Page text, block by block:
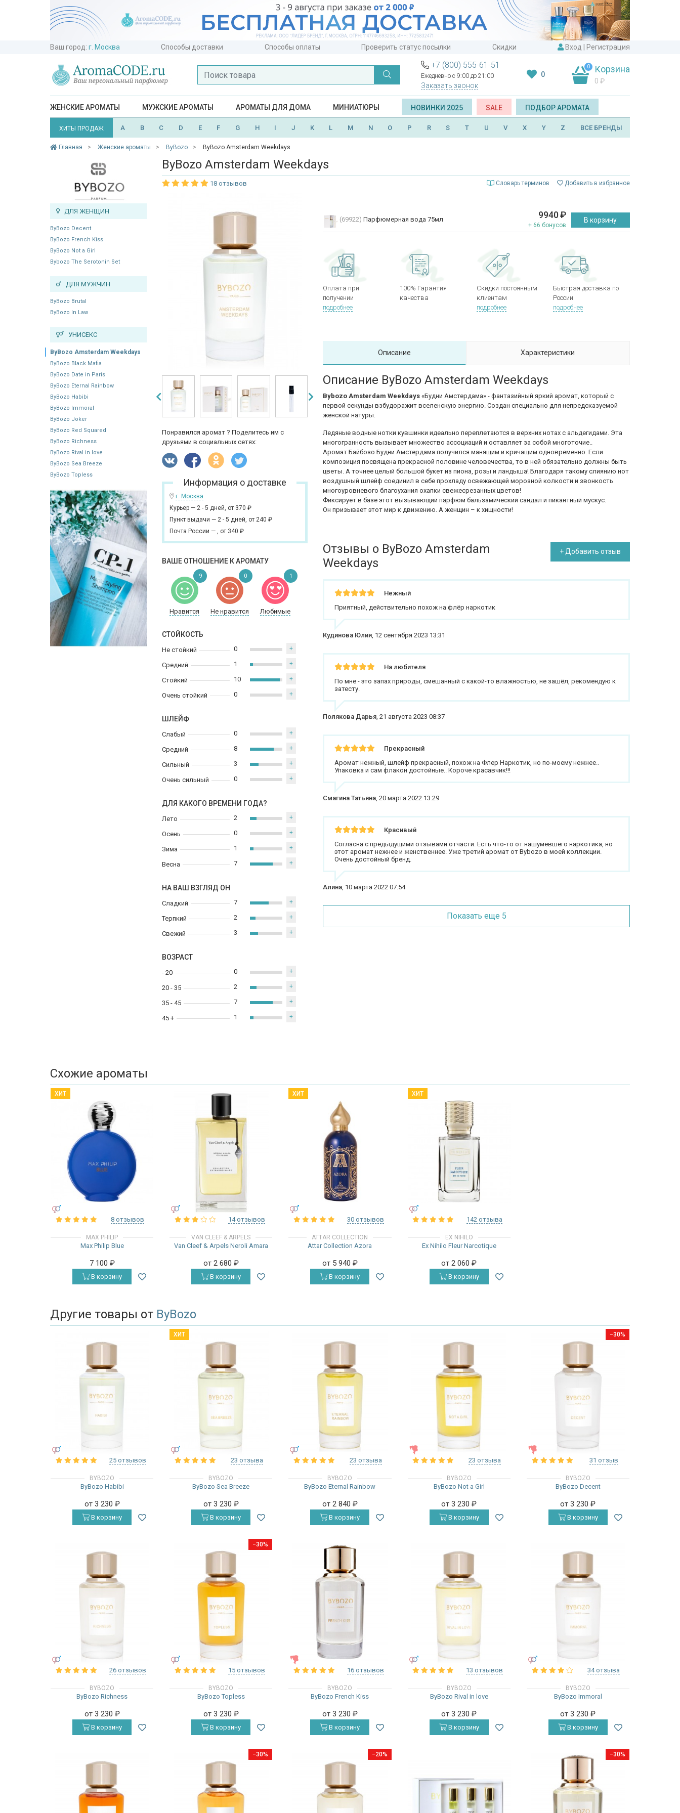
Ваш город: г. Москва Способы доставки Способы оплаты Проверить статус посылки Скидки Вход Регистрация
+7 (800) 555-61-51
Ежедневно с 9:00 до 21:00
Заказать звонок
0
0 Корзина
0 ₽
ЖЕНСКИЕ АРОМАТЫ МУЖСКИЕ АРОМАТЫ АРОМАТЫ ДЛЯ ДОМА МИНИАТЮРЫ НОВИНКИ 2025 SALE ПОДБОР АРОМАТА
ХИТЫ ПРОДАЖ A B C D E F G H I J K L M N O P R S T U V X Y Z ВСЕ БРЕНДЫ
Главная Женские ароматы ByBozo ByBozo Amsterdam Weekdays
ДЛЯ ЖЕНЩИН
ByBozo Decent
ByBozo French Kiss
ByBozo Not a Girl
Bybozo The Serotonin Set
ДЛЯ МУЖЧИН
ByBozo Brutal
ByBozo In Law
УНИСЕКС
ByBozo Amsterdam Weekdays
ByBozo Black Mafia
ByBozo Date in Paris
ByBozo Eternal Rainbow
ByBozo Habibi
ByBozo Immoral
ByBozo Joker
ByBozo Red Squared
ByBozo Richness
ByBozo Rival in love
ByBozo Sea Breeze
ByBozo Topless
ByBozo Amsterdam Weekdays
18 отзывов Словарь терминов Добавить в избранное
Понравился аромат ? Поделитесь им с
друзьями в социальных сетях:
Информация о доставке
г. Москва
Курьер — 2 - 5 дней, от 370 ₽
Пункт выдачи — 2 - 5 дней, от 240 ₽
Почта России — , от 340 ₽
ВАШЕ ОТНОШЕНИЕ К АРОМАТУ
Нравится Не нравится Любимые
9 0 1
СТОЙКОСТЬ
Не стойкий
Средний
Стойкий
Очень стойкий
0 +
1 +
10 +
0 +
ШЛЕЙФ
Слабый
Средний
Сильный
Очень сильный
0 +
8 +
3 +
0 +
ДЛЯ КАКОГО ВРЕМЕНИ ГОДА?
Лето
Осень
Зима
Весна
2 +
0 +
1 +
7 +
НА ВАШ ВЗГЛЯД ОН
Сладкий
Терпкий
Свежий
7 +
2 +
3 +
ВОЗРАСТ
- 20
20 - 35
35 - 45
45 +
0 +
2 +
7 +
1 +
(69922) Парфюмерная вода 75мл 9940₽
+ 66 бонусов
В корзину
Оплата при
получении
подробнее
100% Гарантия
качества
Скидки постоянным
клиентам
подробнее
Быстрая доставка по
России
подробнее
Описание Характеристики
Описание ByBozo Amsterdam Weekdays
Bybozo Amsterdam Weekdays «Будни Амстердама» - фантазийный яркий аромат, который с
первой секунды взбудоражит вселенскую энергию. Создан специально для непредсказуемой
женской натуры.
Ледяные водные нотки кувшинки идеально переплетаются в верхних нотах с альдегидами. Эта
многогранность вызывает множество ассоциаций и оставляет за собой многоточие..
Аромат Байбозо Будни Амстердама получился манящим и кричащим одновременно. Если
композиция посвящена прекрасной половине человечества, то в ней обязательно должны быть
цветы. А точнее целый большой букет из пиона, розы и ландыша! Благодаря такому слиянию нот
воздушный шлейф соединил в себе прохладу освежающей морозной колкости и звонкость
многоуровневого благоухания охапки свежесрезанных цветов!
Фиксирует в базе этот вызывающий парфюм бальзамический сандал и пикантный мускус.
Он призывает этот мир к движению. А женщин – к хищности!
Отзывы о ByBozo Amsterdam
Weekdays
+ Добавить отзыв
Нежный
Приятный, действительно похож на флёр наркотик
Кудинова Юлия, 12 сентября 2023 13:31
На любителя
По мне - это запах природы, смешанный с какой-то влажностью, не зашёл, рекомендую к
затесту.
Полякова Дарья,21 августа 2023 08:37
Прекрасный
Аромат нежный, шлейф прекрасный, похож на Флер Наркотик, но по-моему нежнее..
Упаковка и сам флакон достойные.. Короче красавчик!!!
Смагина Татьяна,20 марта 2022 13:29
Красивый
Согласна с предыдущими отзывами отчасти. Есть что-то от нашумевшего наркотика, но
этот аромат нежнее и женственнее. Уже третий аромат от Bybozo в моей коллекции.
Очень достойный бренд.
Алина, 10 марта 2022 07:54
Показать еще 5
Схожие ароматы
ХИТ
8 отзывов
MAX PHILIP
Max Philip Blue
7 100 ₽
В корзину
УНИСЕКС
14 отзывов
VAN CLEEF & ARPELS
Van Cleef & Arpels Neroli Amara
от 2 680 ₽
В корзину
ХИТ
30 отзывов
ATTAR COLLECTION
Attar Collection Azora
от 5 940 ₽
В корзину
ХИТ
142 отзыва
EX NIHILO
Ex Nihilo Fleur Narcotique
от 2 060₽
В корзину
Другие товары от ByBozo
УНИСЕКС
25 отзывов
BYBOZO
ByBozo Habibi
от 3 230 ₽
В корзину
ХИТ
УНИСЕКС
23 отзыва
BYBOZO
ByBozo Sea Breeze
от 3 230 ₽
В корзину
УНИСЕКС
23 отзыва
BYBOZO
ByBozo Eternal Rainbow
от 2 840 ₽
В корзину
ЖЕНСКИЕ
23 отзыва
BYBOZO
ByBozo Not a Girl
от 3 230₽
В корзину
−30%
ЖЕНСКИЕ
31 отзыв
BYBOZO
ByBozo Decent
от 3 230₽
В корзину
УНИСЕКС
26 отзывов
BYBOZO
ByBozo Richness
от 3 230 ₽
В корзину
−30%
УНИСЕКС
15 отзывов
BYBOZO
ByBozo Topless
от 3 230 ₽
В корзину
ЖЕНСКИЕ
16 отзывов
BYBOZO
ByBozo French Kiss
от 3 230 ₽
В корзину
УНИСЕКС
13 отзывов
BYBOZO
ByBozo Rival in love
от 3 230₽
В корзину
УНИСЕКС
34 отзыва
BYBOZO
ByBozo Immoral
от 3 230₽
В корзину
−30% −20% −30%